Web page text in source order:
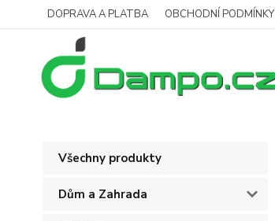
DOPRAVA A PLATBA OBCHODNÍ PODMÍNKY
Všechny produkty
Dům a Zahrada